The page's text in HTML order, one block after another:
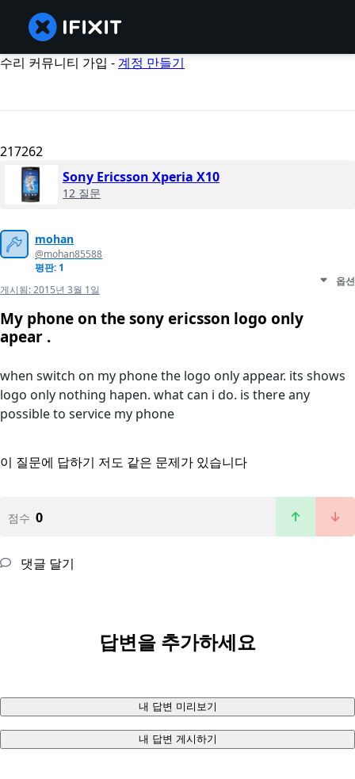
수리 커뮤니티 가입 -계정 만들기
217262
Sony Ericsson Xperia X10
12 질문
mohan
@mohan85588
평판: 1
게시됨:2015년 3월 1일
옵션
My phone on the sony ericsson logo only
apear .
when switch on my phone the logo only appear. its shows
logo only nothing hapen. what can i do. is there any
possible to service my phone
이 질문에 답하기 저도 같은 문제가 있습니다
점수 0
댓글 달기
답변을 추가하세요
내 답변 미리보기
내 답변 게시하기